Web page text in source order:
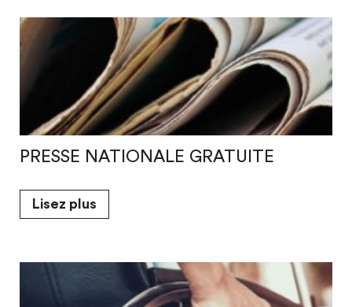
PRESSE NATIONALE GRATUITE
Lisez plus